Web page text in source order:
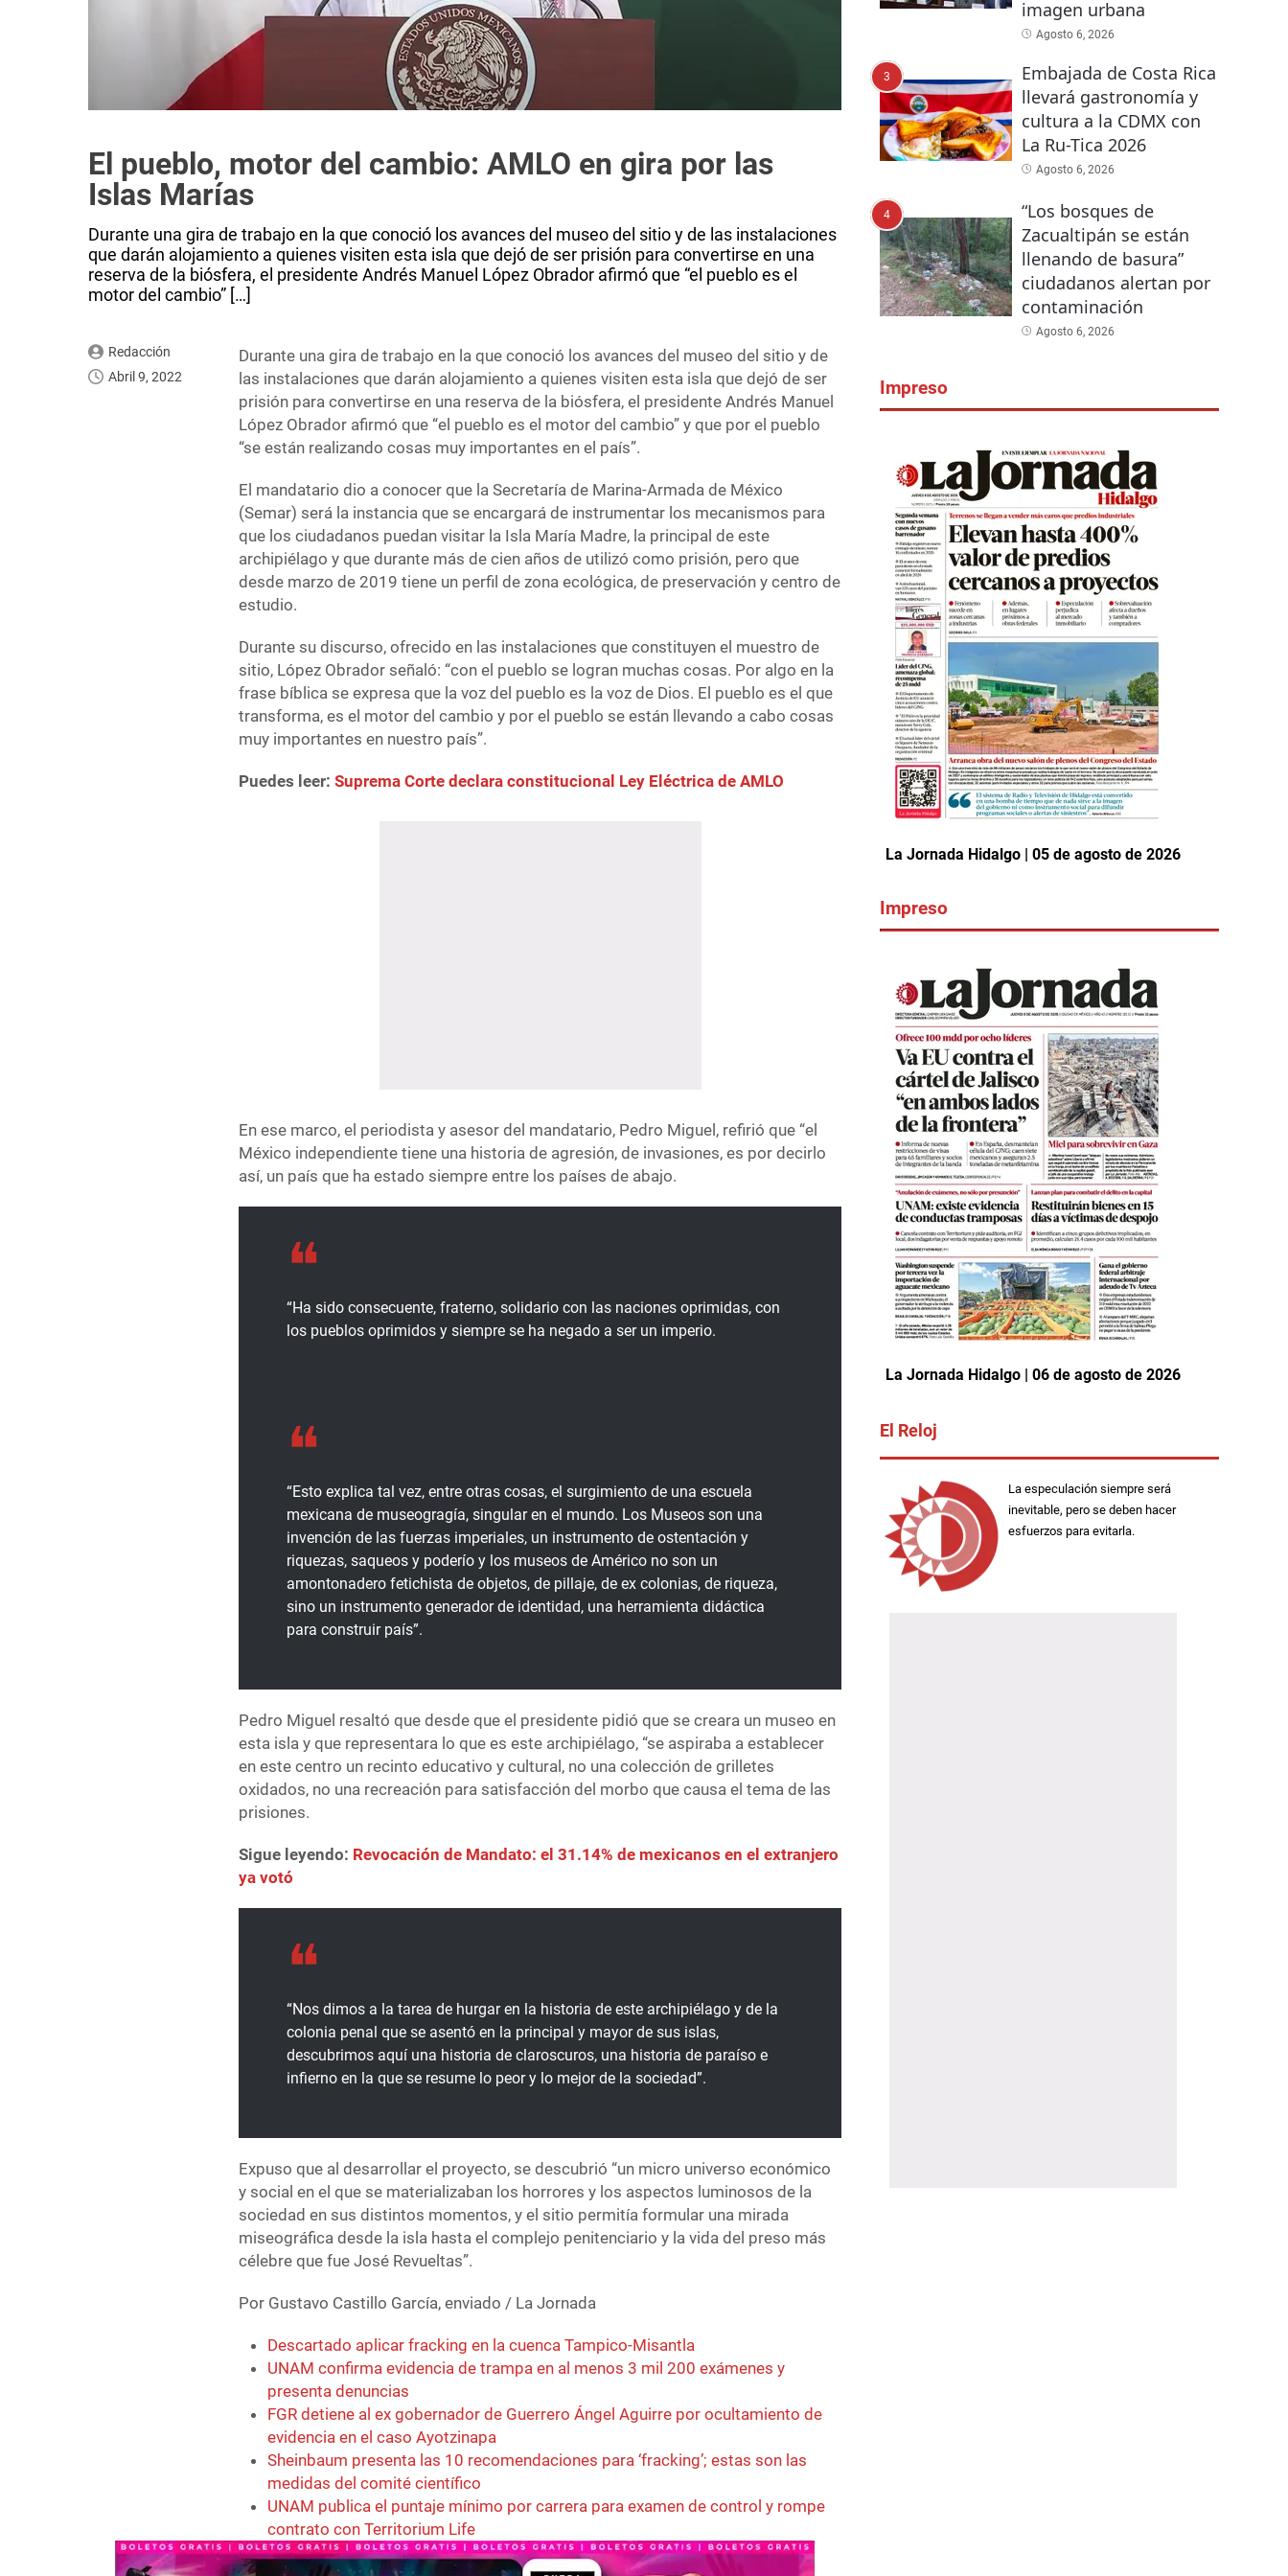
El pueblo, motor del cambio: AMLO en gira por las
Islas Marías
Durante una gira de trabajo en la que conoció los avances del museo del sitio y de las instalaciones
que darán alojamiento a quienes visiten esta isla que dejó de ser prisión para convertirse en una
reserva de la biósfera, el presidente Andrés Manuel López Obrador afirmó que “el pueblo es el
motor del cambio” […]
Redacción
Abril 9, 2022
Durante una gira de trabajo en la que conoció los avances del museo del sitio y de
las instalaciones que darán alojamiento a quienes visiten esta isla que dejó de ser
prisión para convertirse en una reserva de la biósfera, el presidente Andrés Manuel
López Obrador afirmó que “el pueblo es el motor del cambio” y que por el pueblo
“se están realizando cosas muy importantes en el país”.
El mandatario dio a conocer que la Secretaría de Marina-Armada de México
(Semar) será la instancia que se encargará de instrumentar los mecanismos para
que los ciudadanos puedan visitar la Isla María Madre, la principal de este
archipiélago y que durante más de cien años de utilizó como prisión, pero que
desde marzo de 2019 tiene un perfil de zona ecológica, de preservación y centro de
estudio.
Durante su discurso, ofrecido en las instalaciones que constituyen el muestro de
sitio, López Obrador señaló: “con el pueblo se logran muchas cosas. Por algo en la
frase bíblica se expresa que la voz del pueblo es la voz de Dios. El pueblo es el que
transforma, es el motor del cambio y por el pueblo se están llevando a cabo cosas
muy importantes en nuestro país”.
Puedes leer:Suprema Corte declara constitucional Ley Eléctrica de AMLO
En ese marco, el periodista y asesor del mandatario, Pedro Miguel, refirió que “el
México independiente tiene una historia de agresión, de invasiones, es por decirlo
así, un país que ha estado siempre entre los países de abajo.
“Ha sido consecuente, fraterno, solidario con las naciones oprimidas, con
los pueblos oprimidos y siempre se ha negado a ser un imperio.
“Esto explica tal vez, entre otras cosas, el surgimiento de una escuela
mexicana de museogragía, singular en el mundo. Los Museos son una
invención de las fuerzas imperiales, un instrumento de ostentación y
riquezas, saqueos y poderío y los museos de Américo no son un
amontonadero fetichista de objetos, de pillaje, de ex colonias, de riqueza,
sino un instrumento generador de identidad, una herramienta didáctica
para construir país”.
Pedro Miguel resaltó que desde que el presidente pidió que se creara un museo en
esta isla y que representara lo que es este archipiélago, “se aspiraba a establecer
en este centro un recinto educativo y cultural, no una colección de grilletes
oxidados, no una recreación para satisfacción del morbo que causa el tema de las
prisiones.
Sigue leyendo: Revocación de Mandato: el 31.14% de mexicanos en el extranjero
ya votó
“Nos dimos a la tarea de hurgar en la historia de este archipiélago y de la
colonia penal que se asentó en la principal y mayor de sus islas,
descubrimos aquí una historia de claroscuros, una historia de paraíso e
infierno en la que se resume lo peor y lo mejor de la sociedad”.
Expuso que al desarrollar el proyecto, se descubrió “un micro universo económico
y social en el que se materializaban los horrores y los aspectos luminosos de la
sociedad en sus distintos momentos, y el sitio permitía formular una mirada
miseográfica desde la isla hasta el complejo penitenciario y la vida del preso más
célebre que fue José Revueltas”.
Por Gustavo Castillo García, enviado / La Jornada
Descartado aplicar fracking en la cuenca Tampico-Misantla
UNAM confirma evidencia de trampa en al menos 3 mil 200 exámenes y
presenta denuncias
FGR detiene al ex gobernador de Guerrero Ángel Aguirre por ocultamiento de
evidencia en el caso Ayotzinapa
Sheinbaum presenta las 10 recomendaciones para ‘fracking’; estas son las
medidas del comité científico
UNAM publica el puntaje mínimo por carrera para examen de control y rompe
contrato con Territorium Life
imagen urbana
Agosto 6, 2026
3
Embajada de Costa Rica
llevará gastronomía y
cultura a la CDMX con
La Ru-Tica 2026
Agosto 6, 2026
4
“Los bosques de
Zacualtipán se están
llenando de basura”
ciudadanos alertan por
contaminación
Agosto 6, 2026
Impreso
La Jornada Hidalgo | 05 de agosto de 2026
Impreso
La Jornada Hidalgo | 06 de agosto de 2026
El Reloj
La especulación siempre será
inevitable, pero se deben hacer
esfuerzos para evitarla.